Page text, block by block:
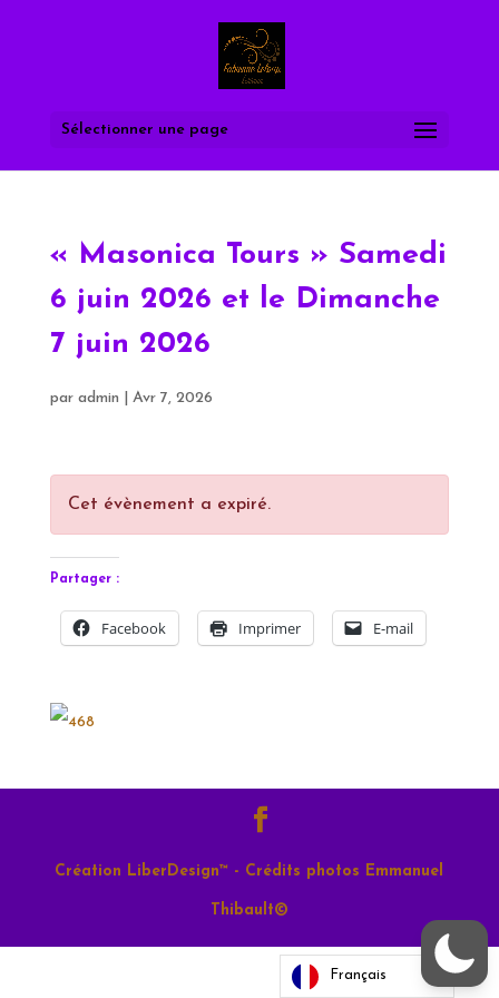
Sélectionner une page
« Masonica Tours » Samedi
6 juin 2026 et le Dimanche
7 juin 2026
par admin Avr 7, 2026
Cet évènement a expiré.
Partager :
Facebook Imprimer E-mail
Création LiberDesign™ - Crédits photos Emmanuel
Thibault©
Cookies settings
Français